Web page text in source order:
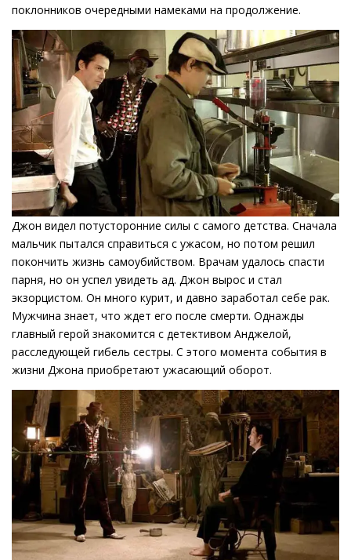
поклонников очередными намеками на продолжение.
Джон видел потусторонние силы с самого детства. Сначала
мальчик пытался справиться с ужасом, но потом решил
покончить жизнь самоубийством. Врачам удалось спасти
парня, но он успел увидеть ад. Джон вырос и стал
экзорцистом. Он много курит, и давно заработал себе рак.
Мужчина знает, что ждет его после смерти. Однажды
главный герой знакомится с детективом Анджелой,
расследующей гибель сестры. С этого момента события в
жизни Джона приобретают ужасающий оборот.